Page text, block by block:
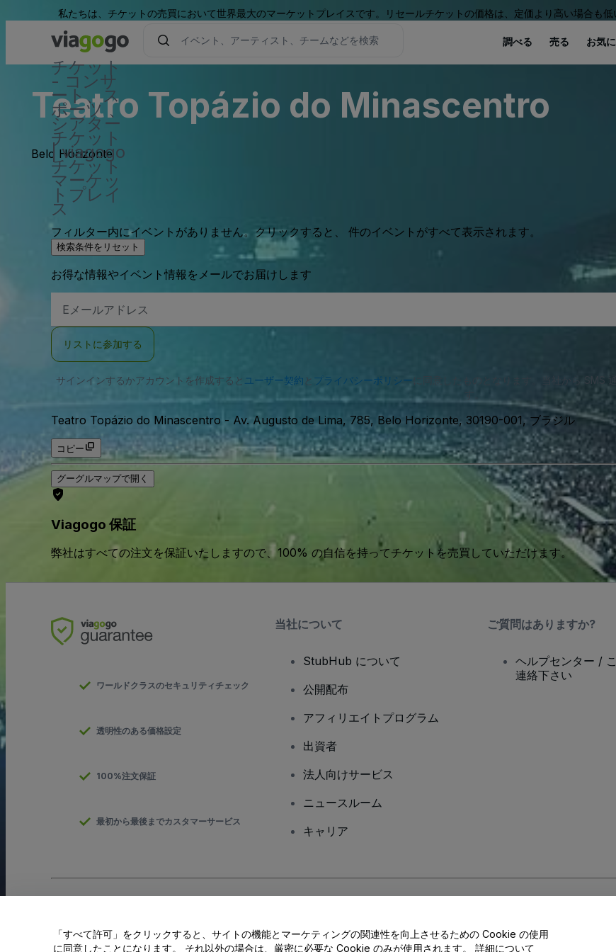
私たちは、チケットの売買において世界最大のマーケットプレイスです。リセールチケットの価格は、定価より高い場合も低
チケット
- コンサ
ート、ス
ポーツ 、
シアター
チケット
| viagogo
チケット
マーケッ
トプレイ
ス
調べる 売る お気
Teatro Topázio do Minascentro
Belo Horizonte
フィルター内にイベントがありません。クリックすると、 件のイベントがすべて表示されます。
検索条件をリセット
お得な情報やイベント情報をメールでお届けします
メ
ア
ス
リストに参加する
サインインするかアカウントを作成すると ユーザー契約 と プライバシーポリシー に同意したものとなります。当社から SMS
Teatro Topázio do Minascentro - Av. Augusto de Lima, 785, Belo Horizonte, 30190-001, ブラジル
コピー
グーグルマップで開く
Viagogo 保証
弊社はすべての注文を保証いたしますので、100% の自信を持ってチケットを売買していただけます。
ワールドクラスのセキュリティチェック
透明性のある価格設定
100%注文保証
最初から最後までカスタマーサービス
当社について
StubHub について
公開配布
アフィリエイトプログラム
出資者
法人向けサービス
ニュースルーム
キャリア
ご質問はありますか?
ヘルプセンター /
連絡下さい
私の個人情報を共有しない/あなたのプライバシーの選択
「すべて許可」をクリックすると、サイトの機能とマーケティングの関連性を向上させるための Cookie の使用
に同意したことになります。 それ以外の場合は、厳密に必要な Cookie のみが使用されます。 詳細について